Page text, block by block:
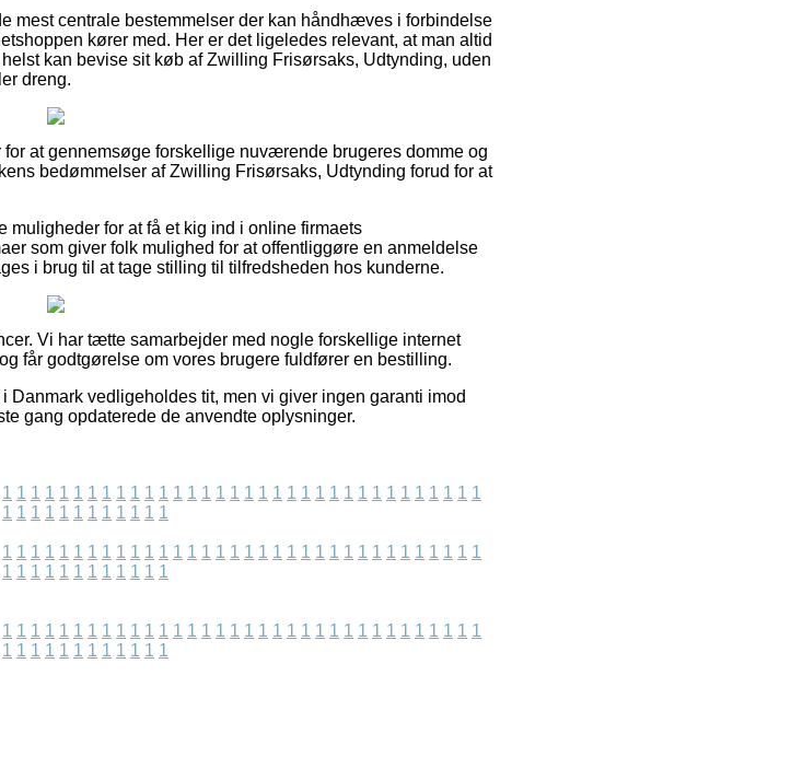
mest centrale bestemmelser der kan håndhæves i forbindelse
kører med. Her er det ligeledes relevant, at man altid
kan bevise sit køb af Zwilling Frisørsaks, Udtynding, uden
dreng.
at gennemsøge forskellige nuværende brugeres domme og
bedømmelser af Zwilling Frisørsaks, Udtynding forud for at
for at få et kig ind i online firmaets
som giver folk mulighed for at offentliggøre en anmeldelse
i brug til at tage stilling til tilfredsheden hos kunderne.
Vi har tætte samarbejder med nogle forskellige internet
får godtgørelse om vores brugere fuldfører en bestilling.
vedligeholdes tit, men vi giver ingen garanti imod
gang opdaterede de anvendte oplysninger.
1 1 1 1 1 1 1 1 1 1 1 1 1 1 1 1 1 1 1 1 1 1 1 1 1 1 1 1 1 1 1 1 1 1
1 1 1 1 1 1 1 1 1 1 1 1
1 1 1 1 1 1 1 1 1 1 1 1 1 1 1 1 1 1 1 1 1 1 1 1 1 1 1 1 1 1 1 1 1 1
1 1 1 1 1 1 1 1 1 1 1 1
1 1 1 1 1 1 1 1 1 1 1 1 1 1 1 1 1 1 1 1 1 1 1 1 1 1 1 1 1 1 1 1 1 1
1 1 1 1 1 1 1 1 1 1 1 1